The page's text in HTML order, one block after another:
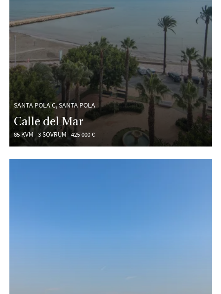
SANTA POLA C, SANTA POLA
Calle del Mar
85 KVM 3 SOVRUM 425 000 €